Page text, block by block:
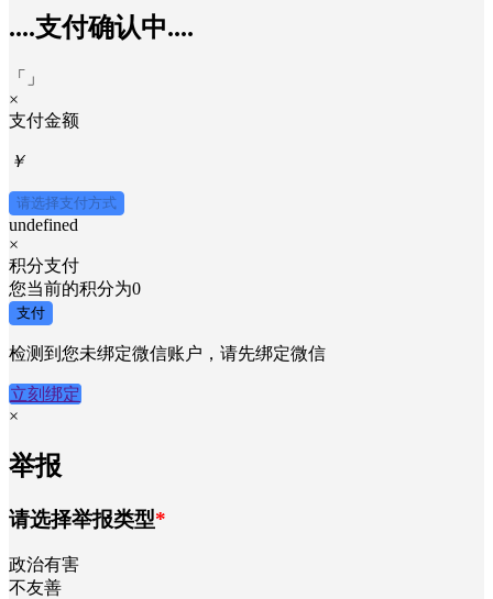
....支付确认中....
「
」
×
支付金额
￥
请选择支付方式
undefined
×
积分支付
您当前的积分为0
支付
检测到您未绑定微信账户，请先绑定微信
立刻绑定
×
举报
请选择举报类型*
政治有害
不友善